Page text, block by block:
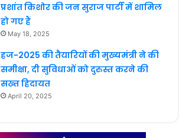
प्रशांत किशोर की जन सुराज पार्टी में शामिल
हो गए हैं
May 18, 2025
हज-2025 की तैयारियों की मुख्यमंत्री ने की
समीक्षा, दी सुविधाओं को दुरुस्त करने की
सख्त हिदायत
April 20, 2025